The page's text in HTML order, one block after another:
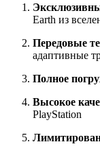
Earth из
Передовые
адаптивные
Полное
Высокое
PlayStation